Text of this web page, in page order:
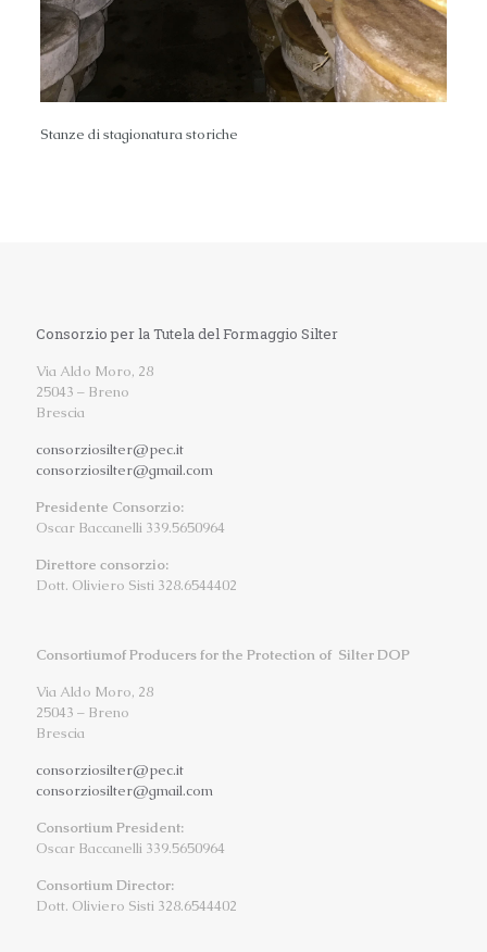
Stanze di stagionatura storiche
Consorzio per la Tutela del Formaggio Silter
Via Aldo Moro, 28
25043 – Breno
Brescia
consorziosilter@pec.it
consorziosilter@gmail.com
Presidente Consorzio:
Oscar Baccanelli 339.5650964
Direttore consorzio:
Dott. Oliviero Sisti 328.6544402
Consortiumof Producers for the Protection of Silter DOP
Via Aldo Moro, 28
25043 – Breno
Brescia
consorziosilter@pec.it
consorziosilter@gmail.com
Consortium President:
Oscar Baccanelli 339.5650964
Consortium Director:
Dott. Oliviero Sisti 328.6544402